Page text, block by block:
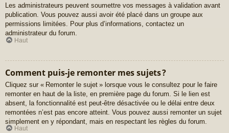
Les administrateurs peuvent soumettre vos messages à validation avant
publication. Vous pouvez aussi avoir été placé dans un groupe aux
permissions limitées. Pour plus d’informations, contactez un
administrateur du forum.
Haut
Comment puis-je remonter mes sujets ?
Cliquez sur « Remonter le sujet » lorsque vous le consultez pour le faire
remonter en haut de la liste, en première page du forum. Si le lien est
absent, la fonctionnalité est peut-être désactivée ou le délai entre deux
remontées n’est pas encore atteint. Vous pouvez aussi remonter un sujet
simplement en y répondant, mais en respectant les règles du forum.
Haut